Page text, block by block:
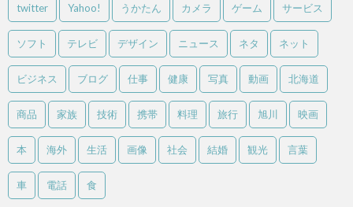
twitter Yahoo! うかたん カメラ ゲーム サービス
ソフト テレビ デザイン ニュース ネタ ネット
ビジネス ブログ 仕事 健康 写真 動画 北海道
商品 家族 技術 携帯 料理 旅行 旭川 映画
本 海外 生活 画像 社会 結婚 観光 言葉
車 電話 食